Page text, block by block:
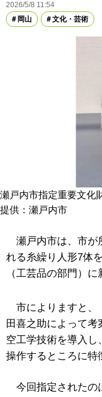
2026/5/8 11:54
岡山
文化・芸術
瀬戸内市指定重要文化
提供：瀬戸内市
瀬戸内市は、市が
れる糸繰り人形7体
（工芸品の部門）に
市によりますと、
田喜之助によって
空工学技術を導入
操作するところに特
今回指定されたの